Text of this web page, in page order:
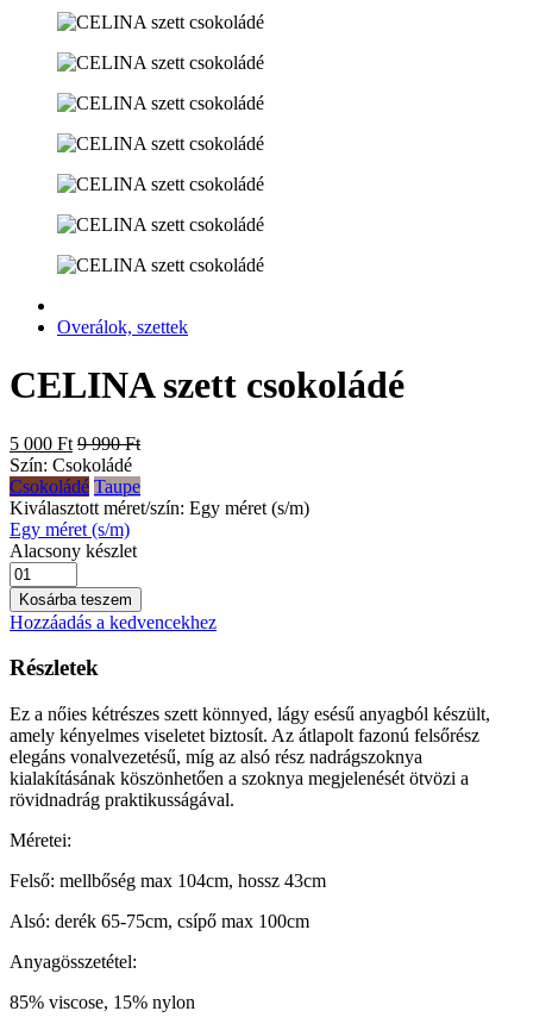
Overálok, szettek
CELINA szett csokoládé
5 000 Ft 9 990 Ft
Szín: Csokoládé
Csokoládé Taupe
Kiválasztott méret/szín: Egy méret (s/m)
Egy méret (s/m)
Alacsony készlet
Kosárba teszem
Hozzáadás a kedvencekhez
Részletek
Ez a nőies kétrészes szett könnyed, lágy esésű anyagból készült,
amely kényelmes viseletet biztosít. Az átlapolt fazonú felsőrész
elegáns vonalvezetésű, míg az alsó rész nadrágszoknya
kialakításának köszönhetően a szoknya megjelenését ötvözi a
rövidnadrág praktikusságával.
Méretei:
Felső: mellbőség max 104cm, hossz 43cm
Alsó: derék 65-75cm, csípő max 100cm
Anyagösszetétel:
85% viscose, 15% nylon